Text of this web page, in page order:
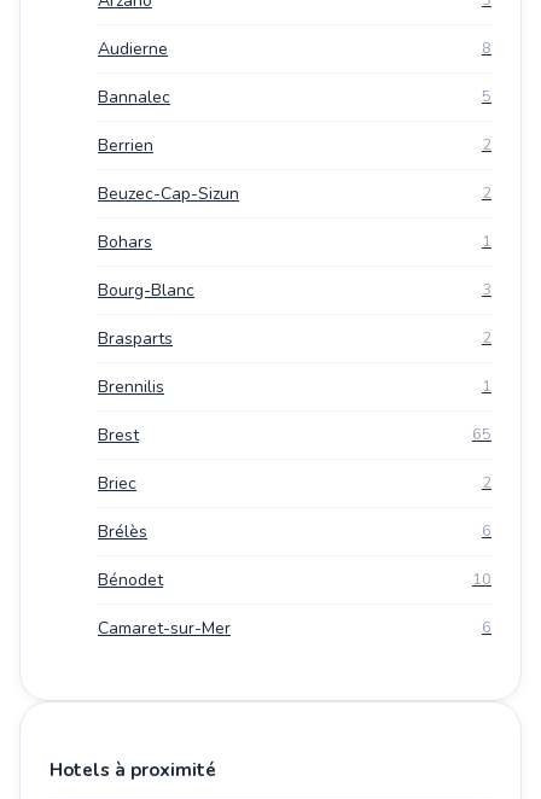
Audierne 8
Bannalec 5
Berrien 2
Beuzec-Cap-Sizun 2
Bohars 1
Bourg-Blanc 3
Brasparts 2
Brennilis 1
Brest 65
Briec 2
Brélès 6
Bénodet 10
Camaret-sur-Mer 6
Hotels à proximité